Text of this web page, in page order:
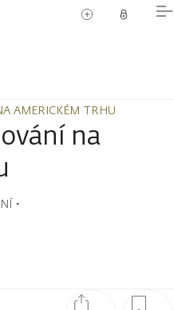
AMERICKÉM TRHU
AMERICKÉM TRHU
na
・